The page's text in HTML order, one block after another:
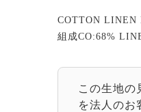
COTTON LINEN
組成CO:68%
この生地の
を法人のお